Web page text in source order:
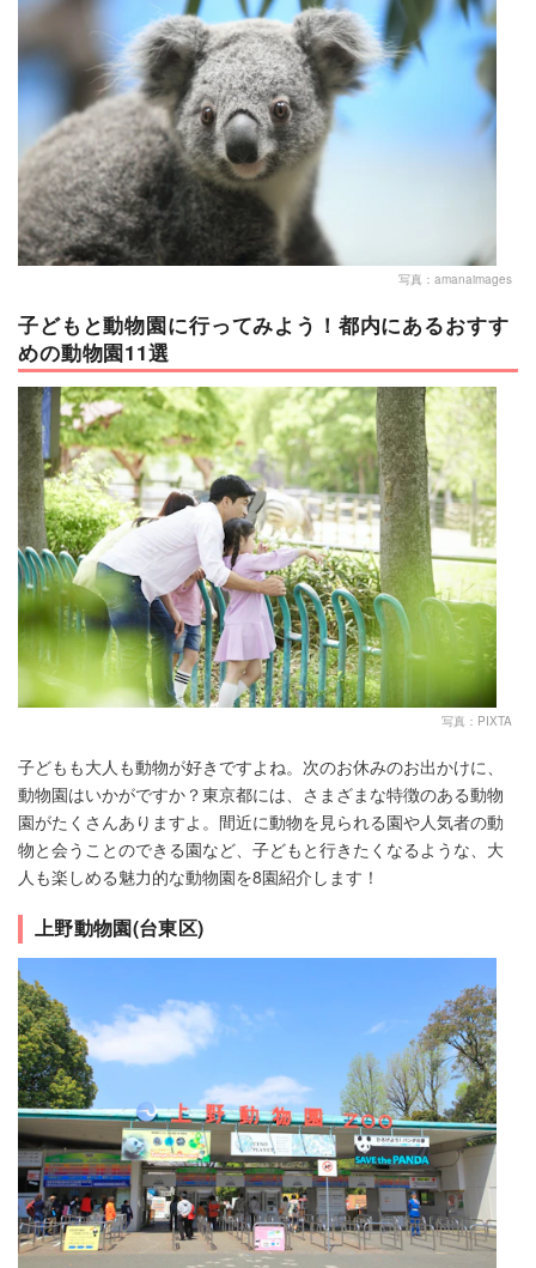
写真：amanaimages
子どもと動物園に行ってみよう！都内にあるおすす
めの動物園11選
写真：PIXTA
子どもも大人も動物が好きですよね。次のお休みのお出かけに、
動物園はいかがですか？東京都には、さまざまな特徴のある動物
園がたくさんありますよ。間近に動物を見られる園や人気者の動
物と会うことのできる園など、子どもと行きたくなるような、大
人も楽しめる魅力的な動物園を8園紹介します！
上野動物園(台東区)